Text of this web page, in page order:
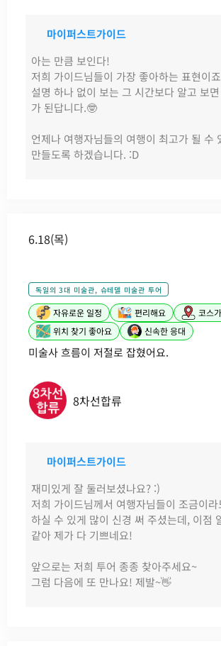
마이퍼스트가이드
아는 만큼 보인다!
저희 가이드님들이 가장 좋아하는 표현이
설명 하나 없이 보는 그 시간보다 알고 보
가 된답니다.🤓
언제나 여행자님들의 여행이 최고가 될 수
만들도록 하겠습니다. :D
6.18(목)
독일의 3대 미술관, 슈테델 미술관 투어
자유로운 일정 편리해요
코스
위치 찾기 좋아요
신속한 응대
미술사 흐름이 저절로 잡혔어요.
8차선합류
마이퍼스트가이드
재미있게 잘 둘러보셨나요? :)
저희 가이드님께서 여행자님들이 조금이
하실 수 있게 많이 신경 써 주셨는데, 이점
같아 제가 다 기쁘네요!
앞으로는 저희 투어 종종 찾아주세요~
그럼 다음에 또 만나요! 제발~👋